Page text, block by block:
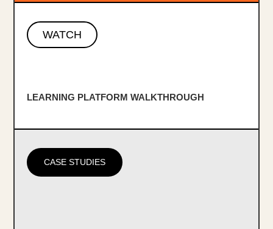
WATCH
LEARNING PLATFORM WALKTHROUGH
CASE STUDIES